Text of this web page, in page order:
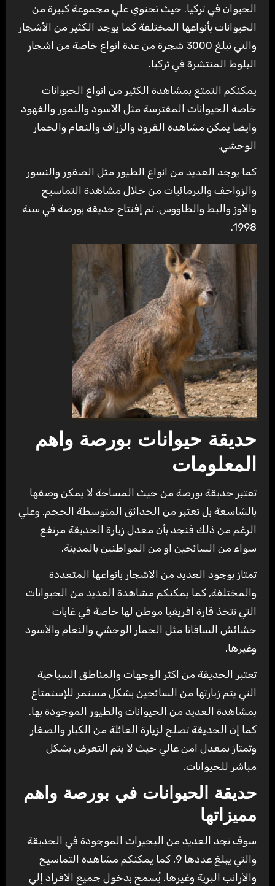
الحيوان في تركيا. حيث تحتوي علي مجموعة كبيرة من
الحيوانات بأنواعها المختلفة كما يوجد الكثير من الأشجار
والتي تبلغ 3000 شجرة من عدة انواع خاصة من اشجار
البلوط المنتشرة في تركيا.
يمكنكم التمتع بمشاهدة الكثير من انواع الحيوانات
خاصة الحيوانات المفترسة مثل الأسود والنمور والفهود
وايضا يمكن مشاهدة القرود والزراف والنعام والحمار
الوحشي.
كما يوجد العديد من انواع الطيور مثل الصقور والنسور
والزواحف والبرمائيات من خلال مشاهدة التماسيح
والأوز والبط والطاووس. تم إفتتاح حديقة بورصة في سنة
1998.
حديقة حيوانات بورصة واهم
المعلومات
تعتبر حديقة بورصة من حيث المساحة لا يمكن وصفها
بالشاسعة بل تعتبر من الحدائق المتوسطة الحجم, وعلي
الرغم من ذلك فنجد بأن معدل زيارة الحديقة مرتفع
سواء من السائحين او من المواطنين بالمدينة.
تمتاز بوجود العديد من الاشجار بانواعها المتعددة
والمختلفة, كما يمكنكم مشاهدة العديد من الحيوانات
التي تتخذ قارة افريقيا موطن لها خاصة في غابات
حشائش السافانا مثل الحمار الوحشي والنعام والأسود
وغيرها.
تعتبر الحديقة من اكثر الوجهات والمناطق السياحية
التي يتم زيارتها من السائحين بشكل مستمر للإستمتاع
بمشاهدة العديد من الحيوانات والطيور الموجودة بها.
كما إن الحديقة تصلح لزيارة العائلة من الكبار والصغار
وتمتاز بمعدل امن عالي حيث لا يتم التعرض بشكل
مباشر للحيوانات.
حديقة الحيوانات في بورصة واهم
مميزاتها
سوف تجد العديد من البحيرات الموجودة في الحديقة
والتي يبلغ عددها 9, كما يمكنكم مشاهدة التماسيح
والأرانب البرية وغيرها. يُسمح بدخول جميع الافراد إلي